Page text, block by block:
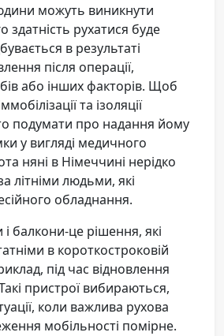
можуть виникнути
здатність рухатися буде
в результаті
після операції,
або інших факторів. Щоб
та ізоляції
подумати про надання йому
у вигляді медичного
няні в Німеччині нерідко
літніми людьми, які
обладнання.
балкони-це рішення, які
в короткостроковій
під час відновлення
пристрої вибираються,
коли важлива рухова
мобільності помірне.